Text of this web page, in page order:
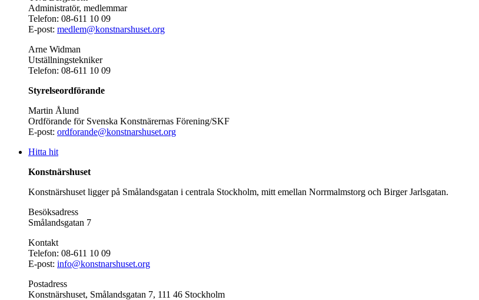
Administratör, medlemmar
Telefon: 08-611 10 09
E-post: medlem@konstnarshuset.org
Arne Widman
Utställningstekniker
Telefon: 08-611 10 09
Styrelseordförande
Martin Ålund
Ordförande för Svenska Konstnärernas Förening/SKF
E-post: ordforande@konstnarshuset.org
Hitta hit
Konstnärshuset
Konstnärshuset ligger på Smålandsgatan i centrala Stockholm, mitt emellan Norrmalmstorg och Birger Jarlsgatan.
Besöksadress
Smålandsgatan 7
Kontakt
Telefon: 08-611 10 09
E-post: info@konstnarshuset.org
Postadress
Konstnärshuset, Smålandsgatan 7, 111 46 Stockholm